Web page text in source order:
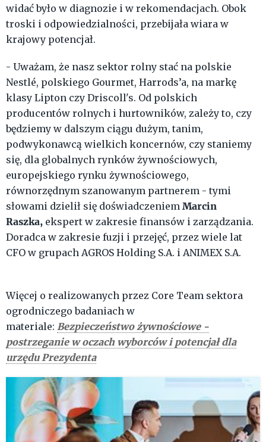
widać było w diagnozie i w rekomendacjach. Obok
troski i odpowiedzialności, przebijała wiara w
krajowy potencjał.
- Uważam, że nasz sektor rolny stać na polskie
Nestlé, polskiego Gourmet, Harrods’a, na markę
klasy Lipton czy Driscoll's. Od polskich
producentów rolnych i hurtowników, zależy to, czy
będziemy w dalszym ciągu dużym, tanim,
podwykonawcą wielkich koncernów, czy staniemy
się, dla globalnych rynków żywnościowych,
europejskiego rynku żywnościowego,
równorzędnym szanowanym partnerem - tymi
słowami dzielił się doświadczeniem Marcin
Raszka, ekspert w zakresie finansów i zarządzania.
Doradca w zakresie fuzji i przejęć, przez wiele lat
CFO w grupach AGROS Holding S.A. i ANIMEX S.A.
Więcej o realizowanych przez Core Team sektora
ogrodniczego badaniach w
materiale: Bezpieczeństwo żywnościowe -
postrzeganie w oczach wyborców i potencjał dla
urzędu Prezydenta